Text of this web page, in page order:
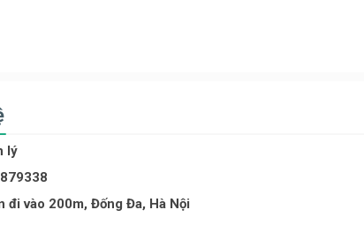
lý
đi vào 200m, Đống Đa, Hà Nội